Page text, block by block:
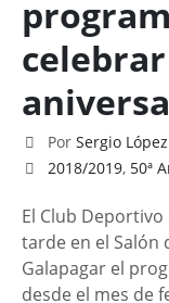
Por Sergio López
2018/2019, 50ª
El Club
tarde en el Salón
Galapagar el
desde el mes de